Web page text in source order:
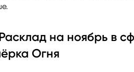
на ноябрь в
Огня